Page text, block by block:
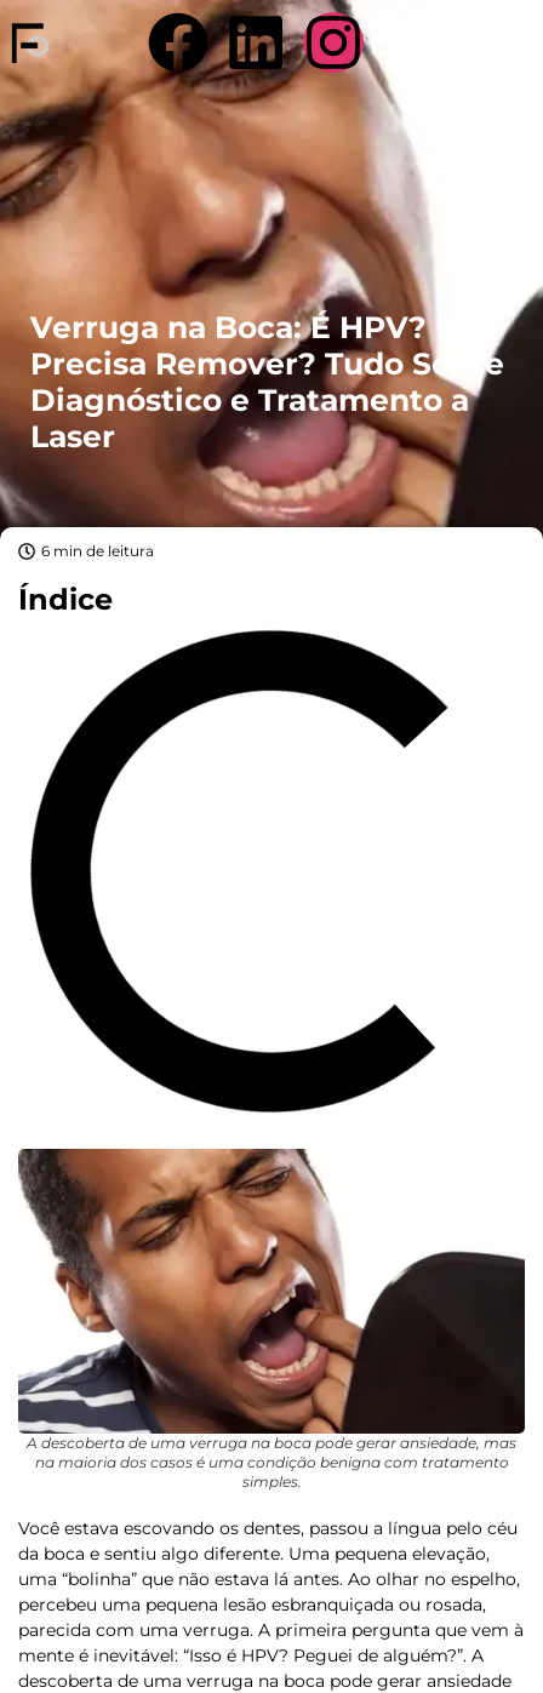
Verruga na Boca: É HPV?
Precisa Remover? Tudo Sobre
Diagnóstico e Tratamento a
Laser
6 min de leitura
Índice
A descoberta de uma verruga na boca pode gerar ansiedade, mas
na maioria dos casos é uma condição benigna com tratamento
simples.
Você estava escovando os dentes, passou a língua pelo céu
da boca e sentiu algo diferente. Uma pequena elevação,
uma “bolinha” que não estava lá antes. Ao olhar no espelho,
percebeu uma pequena lesão esbranquiçada ou rosada,
parecida com uma verruga. A primeira pergunta que vem à
mente é inevitável: “Isso é HPV? Peguei de alguém?”. A
descoberta de uma verruga na boca pode gerar ansiedade